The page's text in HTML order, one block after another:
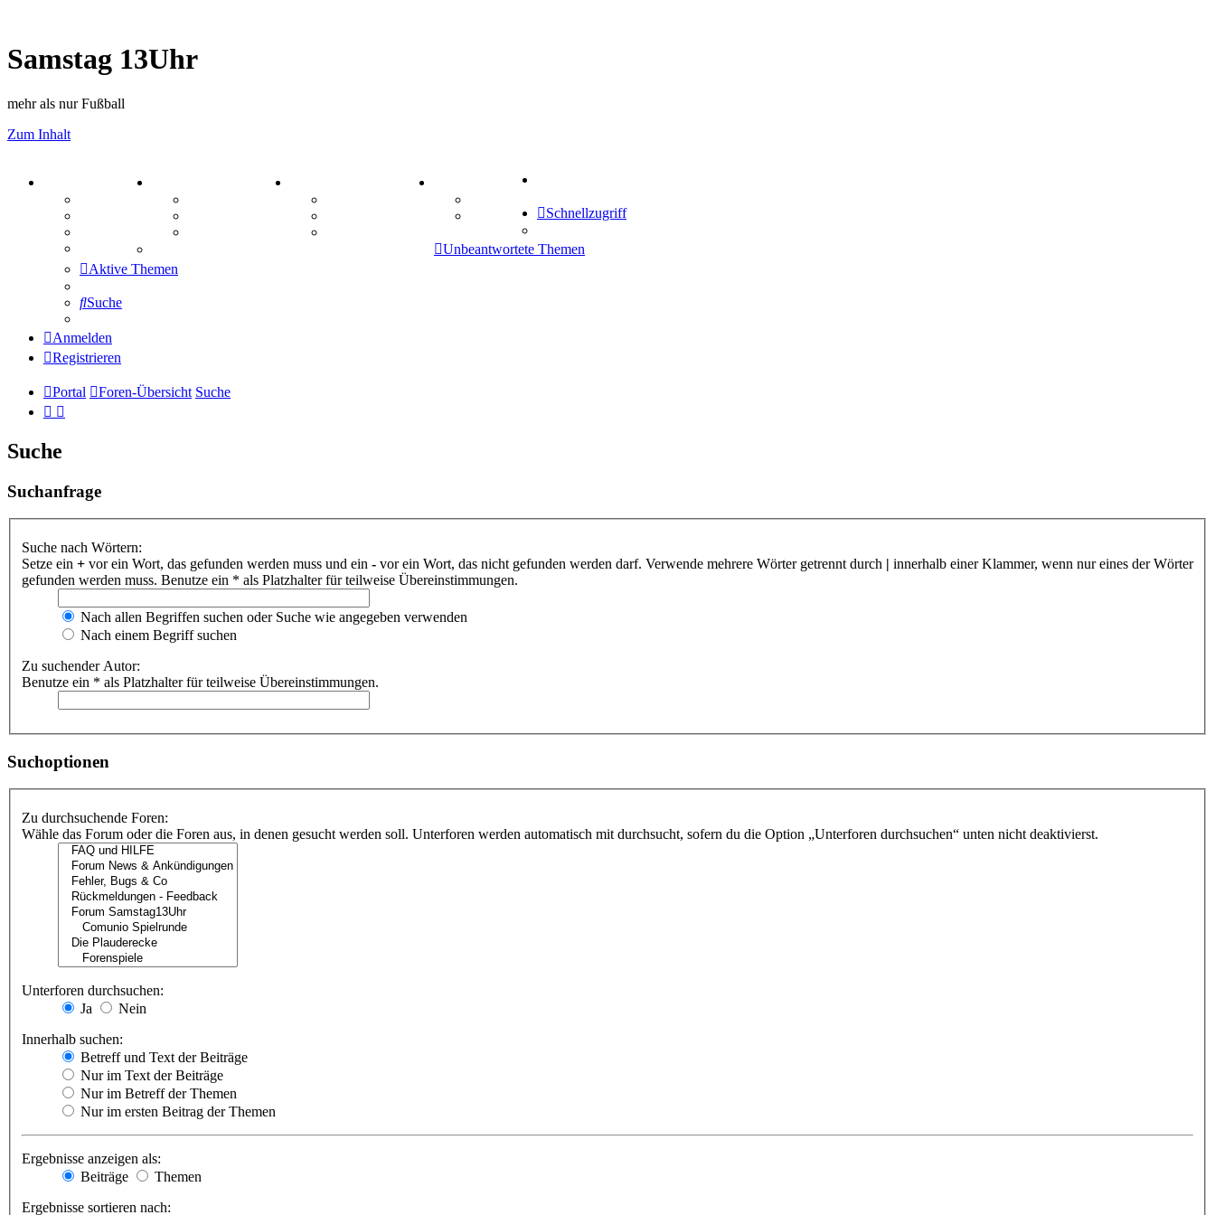
Samstag 13Uhr
mehr als nur Fußball
Zum Inhalt
Mastodon
Comunio
Schnellzugriff
Unbeantwortete Themen
Aktive Themen
Suche
Anmelden
Registrieren
Portal Foren-Übersicht Suche
Suche
Suchanfrage
Suche nach Wörtern:
Setze ein + vor ein Wort, das gefunden werden muss und ein - vor ein Wort, das nicht gefunden werden darf. Verwende mehrere Wörter getrennt durch | innerhalb einer Klammer, wenn nur eines der Wörter
gefunden werden muss. Benutze ein * als Platzhalter für teilweise Übereinstimmungen.
Nach allen Begriffen suchen oder Suche wie angegeben verwenden
Nach einem Begriff suchen
Zu suchender Autor:
Benutze ein * als Platzhalter für teilweise Übereinstimmungen.
Suchoptionen
Zu durchsuchende Foren:
Wähle das Forum oder die Foren aus, in denen gesucht werden soll. Unterforen werden automatisch mit durchsucht, sofern du die Option „Unterforen durchsuchen“ unten nicht deaktivierst.
Unterforen durchsuchen:
Ja
Nein
Innerhalb suchen:
Betreff und Text der Beiträge
Nur im Text der Beiträge
Nur im Betreff der Themen
Nur im ersten Beitrag der Themen
Ergebnisse anzeigen als:
Beiträge
Themen
Ergebnisse sortieren nach: